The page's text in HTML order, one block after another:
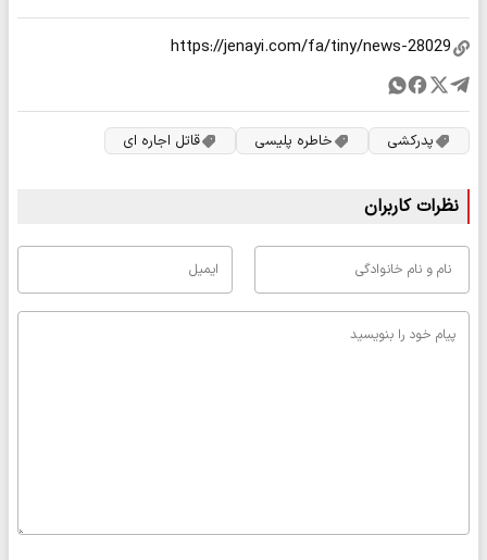
پدرکشی خاطره پلیسی قاتل اجاره ای
نظرات کاربران